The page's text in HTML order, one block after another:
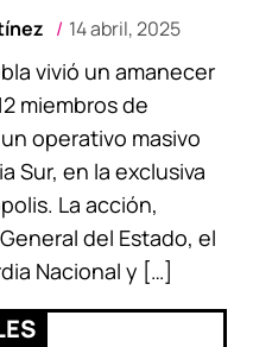
14 abril, 2025
vivió un amanecer
miembros de
operativo masivo
Sur, en la exclusiva
La acción,
del Estado, el
Nacional y […]